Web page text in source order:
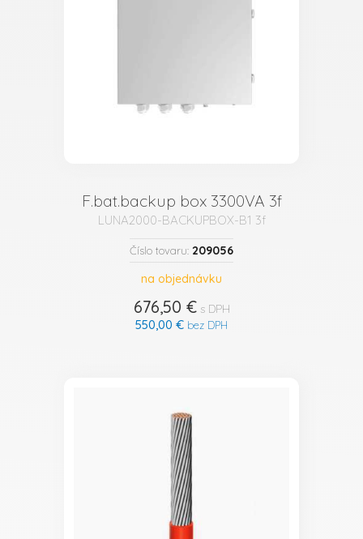
F.bat.backup box 3300VA 3f
LUNA2000-BACKUPBOX-B1 3f
Číslo tovaru: 209056
na objednávku
676,50 €s DPH
550,00 € bez DPH